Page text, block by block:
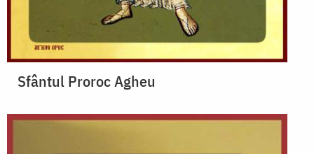
Sfântul Proroc Agheu